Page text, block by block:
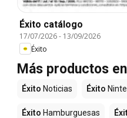
Éxito catálogo
17/07/2026- 13/09/2026
Éxito
Más productos
Éxito Noticias Éxito
Éxito Hamburguesas